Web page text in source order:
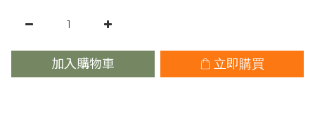
加入購物車 立即購買